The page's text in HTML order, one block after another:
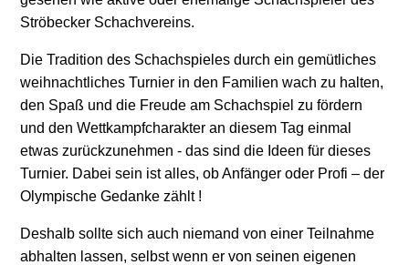
Ströbecker Schachvereins.
Die Tradition des Schachspieles durch ein gemütliches
weihnachtliches Turnier in den Familien wach zu halten,
den Spaß und die Freude am Schachspiel zu fördern
und den Wettkampfcharakter an diesem Tag einmal
etwas zurückzunehmen - das sind die Ideen für dieses
Turnier. Dabei sein ist alles, ob Anfänger oder Profi – der
Olympische Gedanke zählt !
Deshalb sollte sich auch niemand von einer Teilnahme
abhalten lassen, selbst wenn er von seinen eigenen